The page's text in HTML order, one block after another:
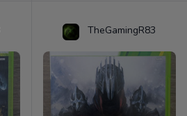
TheGamingR83